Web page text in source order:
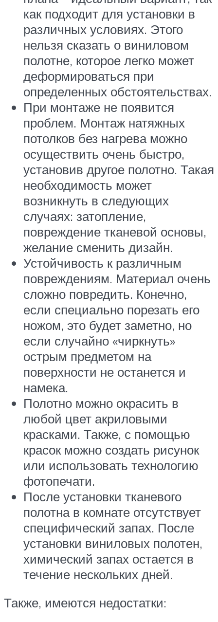
как подходит для установки в
различных условиях. Этого
нельзя сказать о виниловом
полотне, которое легко может
деформироваться при
определенных обстоятельствах.
При монтаже не появится
проблем. Монтаж натяжных
потолков без нагрева можно
осуществить очень быстро,
установив другое полотно. Такая
необходимость может
возникнуть в следующих
случаях: затопление,
повреждение тканевой основы,
желание сменить дизайн.
Устойчивость к различным
повреждениям. Материал очень
сложно повредить. Конечно,
если специально порезать его
ножом, это будет заметно, но
если случайно «чиркнуть»
острым предметом на
поверхности не останется и
намека.
Полотно можно окрасить в
любой цвет акриловыми
красками. Также, с помощью
красок можно создать рисунок
или использовать технологию
фотопечати.
После установки тканевого
полотна в комнате отсутствует
специфический запах. После
установки виниловых полотен,
химический запах остается в
течение нескольких дней.
Также, имеются недостатки: